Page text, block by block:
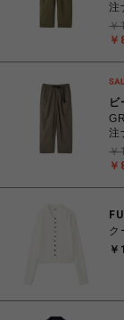
注
￥
ビ
注
￥
ク